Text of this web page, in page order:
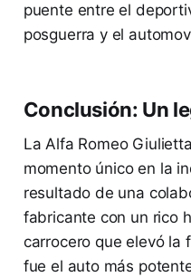
puente entre el
posguerra y el
Conclusión: Un
La Alfa Romeo
momento único en la
resultado de una
fabricante con un rico
carrocero que elevó la
fue el auto más